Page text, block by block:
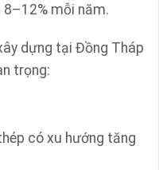
mỗi năm.
dựng tại Đồng Tháp
trọng:
có xu hướng tăng